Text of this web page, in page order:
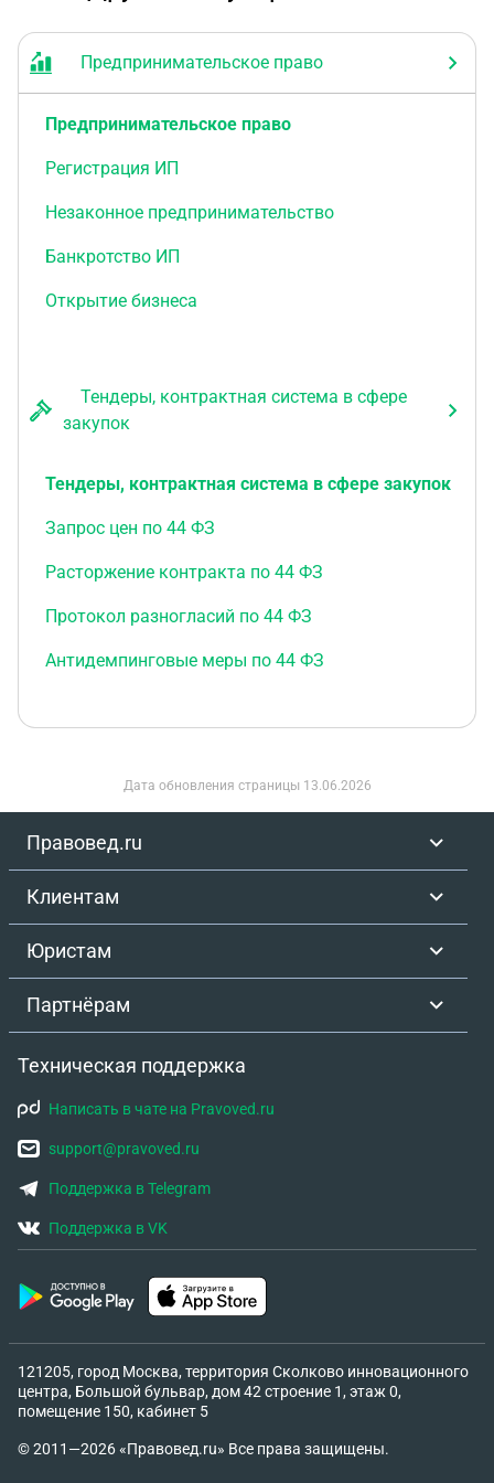
Предпринимательское право
Предпринимательское право
Регистрация ИП
Незаконное предпринимательство
Банкротство ИП
Открытие бизнеса
Тендеры, контрактная система в сфере
закупок
Тендеры, контрактная система в сфере закупок
Запрос цен по 44 ФЗ
Расторжение контракта по 44 ФЗ
Протокол разногласий по 44 ФЗ
Антидемпинговые меры по 44 ФЗ
Дата обновления страницы 13.06.2026
Правовед.ru
Клиентам
Юристам
Партнёрам
Техническая поддержка
Написать в чате на Pravoved.ru
support@pravoved.ru
Поддержка в Telegram
Поддержка в VK
121205, город Москва, территория Сколково инновационного
центра, Большой бульвар, дом 42 строение 1, этаж 0,
помещение 150, кабинет 5
© 2011—2026 «Правовед.ru» Все права защищены.